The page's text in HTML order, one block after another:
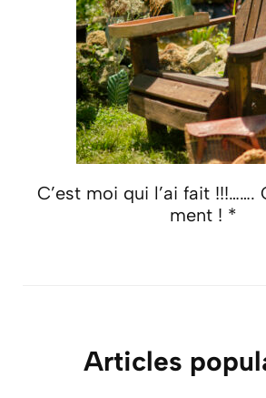
C’est moi qui l’ai fait !!!…….
ment ! *
Articles